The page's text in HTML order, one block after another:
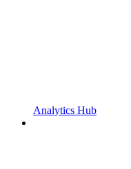
Analytics Hub